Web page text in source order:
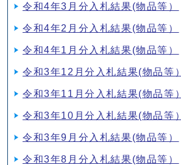
令和4年3月分入札結果(物品等）
令和4年2月分入札結果(物品等）
令和4年1月分入札結果(物品等）
令和3年12月分入札結果(物品等）
令和3年11月分入札結果(物品等）
令和3年10月分入札結果(物品等）
令和3年9月分入札結果(物品等）
令和3年8月分入札結果(物品等）